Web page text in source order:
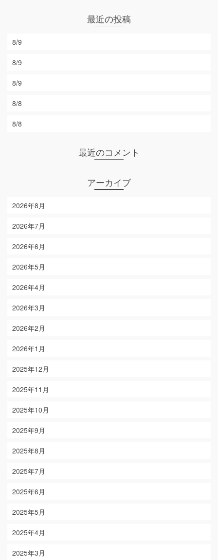
最近の投稿
8/9
8/9
8/9
8/8
8/8
最近のコメント
アーカイブ
2026年8月
2026年7月
2026年6月
2026年5月
2026年4月
2026年3月
2026年2月
2026年1月
2025年12月
2025年11月
2025年10月
2025年9月
2025年8月
2025年7月
2025年6月
2025年5月
2025年4月
2025年3月